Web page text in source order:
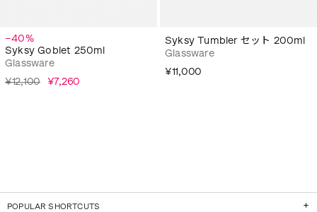
−40%
Syksy Goblet 250ml
Glassware
¥12,100 ¥7,260
Syksy Tumbler セット 200ml
Glassware
¥11,000
POPULAR SHORTCUTS